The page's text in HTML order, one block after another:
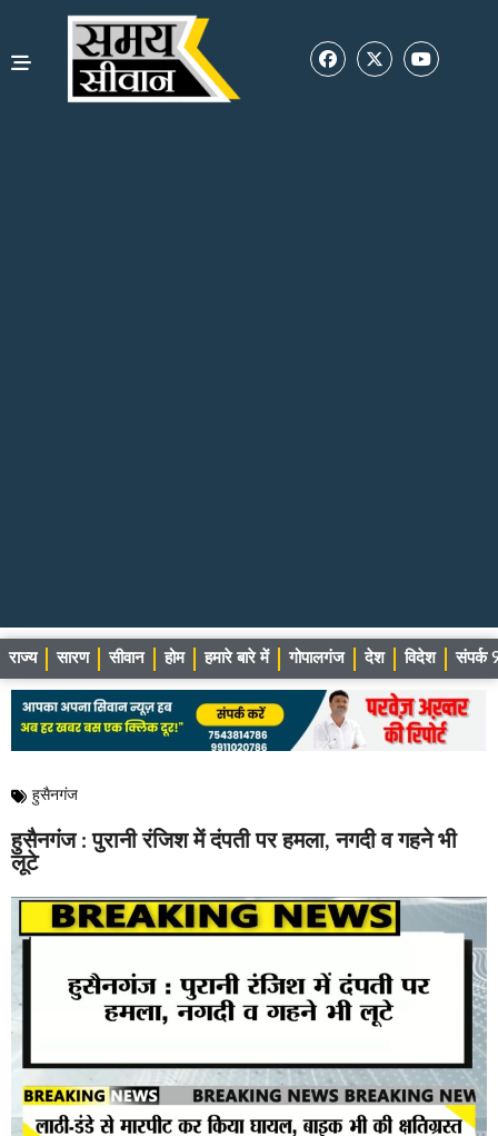
राज्य सारण सीवान होम हमारे बारे में गोपालगंज देश विदेश संपर्क
हुसैनगंज
हुसैनगंज : पुरानी रंजिश में दंपती पर हमला, नगदी व गहने भी
लूटे